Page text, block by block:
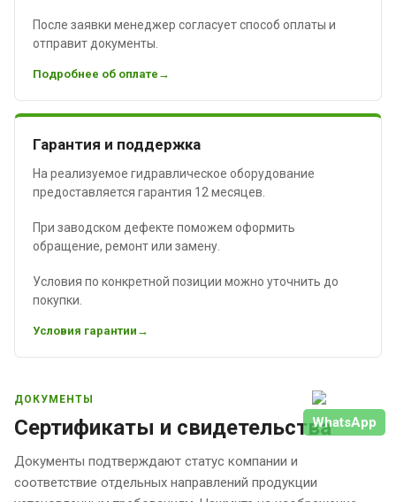
После заявки менеджер согласует способ оплаты и
отправит документы.
Подробнее об оплате
Гарантия и поддержка
На реализуемое гидравлическое оборудование
предоставляется гарантия 12 месяцев.
При заводском дефекте поможем оформить
обращение, ремонт или замену.
Условия по конкретной позиции можно уточнить до
покупки.
Условия гарантии
ДОКУМЕНТЫ
Сертификаты и свидетельства
Документы подтверждают статус компании и
соответствие отдельных направлений продукции
WhatsApp